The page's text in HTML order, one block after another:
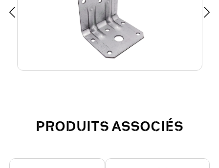
PRODUITS ASSOCIÉS